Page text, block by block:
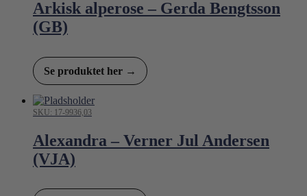
Arkisk alperose – Gerda Bengtsson
(GB)
Se produktet her →
SKU: 17-9936,03
Alexandra – Verner Jul Andersen
(VJA)